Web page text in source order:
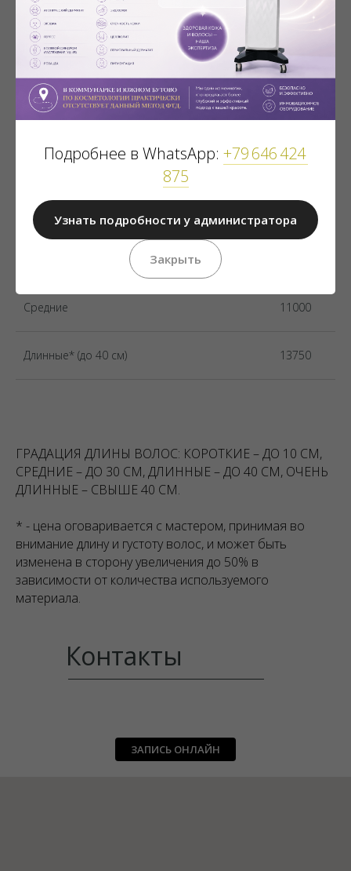
Стоимость
Сложное окрашивание A.L.L
Цена,
рубли
Средние 11000
Длинные* (до 40 см) 13750
ГРАДАЦИЯ ДЛИНЫ ВОЛОС: КОРОТКИЕ – ДО 10 СМ,
СРЕДНИЕ – ДО 30 СМ, ДЛИННЫЕ – ДО 40 СМ, ОЧЕНЬ
ДЛИННЫЕ – СВЫШЕ 40 СМ.
* - цена оговаривается с мастером, принимая во
внимание длину и густоту волос, и может быть
изменена в сторону увеличения до 50% в
зависимости от количества используемого
материала.
Подробнее в WhatsApp: +79 646 424
875
Узнать подробности у администратора
Закрыть
Контакты
ЗАПИСЬ ОНЛАЙН